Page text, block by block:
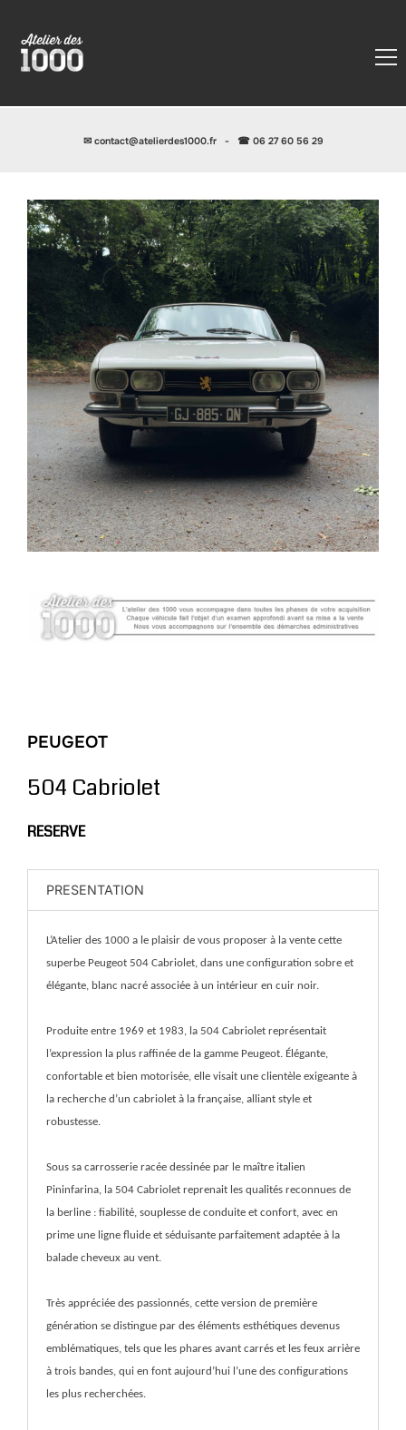
✉ contact@atelierdes1000.fr- ☎ 06 27 60 56 29
PEUGEOT
504 Cabriolet
RESERVE
PRESENTATION
L’Atelier des 1000 a le plaisir de vous proposer à la vente cette
superbe Peugeot 504 Cabriolet, dans une configuration sobre et
élégante, blanc nacré associée à un intérieur en cuir noir.
Produite entre 1969 et 1983, la 504 Cabriolet représentait
l’expression la plus raffinée de la gamme Peugeot. Élégante,
confortable et bien motorisée, elle visait une clientèle exigeante à
la recherche d’un cabriolet à la française, alliant style et
robustesse.
Sous sa carrosserie racée dessinée par le maître italien
Pininfarina, la 504 Cabriolet reprenait les qualités reconnues de
la berline : fiabilité, souplesse de conduite et confort, avec en
prime une ligne fluide et séduisante parfaitement adaptée à la
balade cheveux au vent.
Très appréciée des passionnés, cette version de première
génération se distingue par des éléments esthétiques devenus
emblématiques, tels que les phares avant carrés et les feux arrière
à trois bandes, qui en font aujourd’hui l’une des configurations
les plus recherchées.